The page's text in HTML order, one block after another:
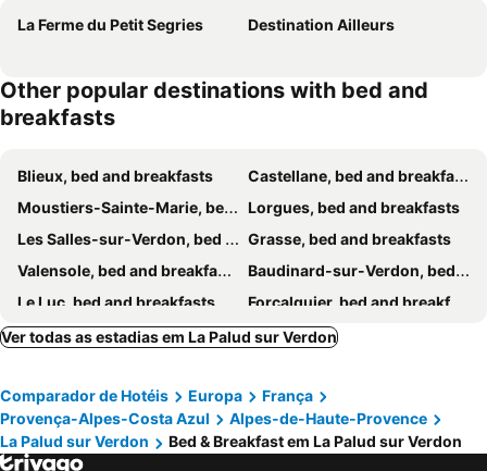
La Ferme du Petit Segries Destination Ailleurs
Other popular destinations with bed and
breakfasts
Blieux, bed and breakfasts
Castellane, bed and breakfasts
Moustiers-Sainte-Marie, bed and breakfasts
Lorgues, bed and breakfasts
Les Salles-sur-Verdon, bed and breakfasts
Grasse, bed and breakfasts
Valensole, bed and breakfasts
Baudinard-sur-Verdon, bed and breakfasts
Le Luc, bed and breakfasts
Forcalquier, bed and breakfasts
Montauroux, bed and breakfasts
Niozelles, bed and breakfasts
Bargème, bed and breakfasts
Bauduen, bed and breakfasts
La Roque-Esclapon, bed and breakfasts
Régusse, bed and breakfasts
Brignoles, bed and breakfasts Callas, bed and breakfasts
Ver todas as estadias em La Palud sur Verdon
Comparador de Hotéis Europa
França
Provença-Alpes-Costa Azul
Alpes-de-Haute-Provence
La Palud sur Verdon
Bed & Breakfast em La Palud sur Verdon